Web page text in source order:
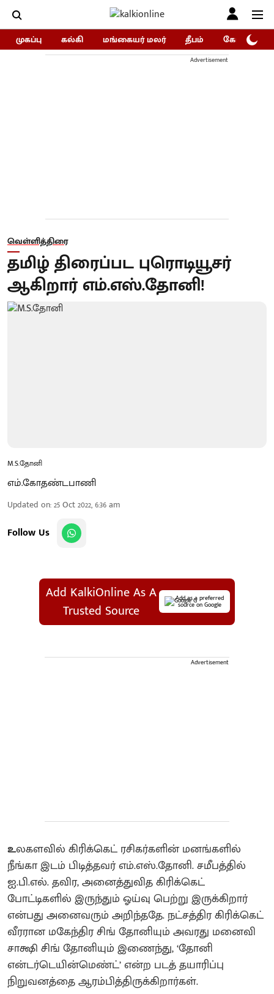
முகப்பு கல்கி மங்கையர் மலர் தீபம் கோகுலம்/
Advertisement
வெள்ளித்திரை
தமிழ் திரைப்பட புரொடியூசர்
ஆகிறார் எம்.எஸ்.தோனி!
M.S.தோனி
எம்.கோதண்டபாணி
Updated on:25 Oct 2022, 6:36 am
Follow Us
Add KalkiOnline As A
Trusted Source
Add as a preferred
source on Google
Advertisement
உலகளவில் கிரிக்கெட் ரசிகர்களின் மனங்களில்
நீங்கா இடம் பிடித்தவர் எம்.எஸ்.தோனி. சமீபத்தில்
ஐ.பி.எல். தவிர, அனைத்துவித கிரிக்கெட்
போட்டிகளில் இருந்தும் ஓய்வு பெற்று இருக்கிறார்
என்பது அனைவரும் அறிந்ததே. நட்சத்திர கிரிக்கெட்
வீரரான மகேந்திர சிங் தோனியும் அவரது மனைவி
சாக்ஷி சிங் தோனியும் இணைந்து, ‘தோனி
என்டர்டெயின்மெண்ட்’ என்ற படத் தயாரிப்பு
நிறுவனத்தை ஆரம்பித்திருக்கிறார்கள்.